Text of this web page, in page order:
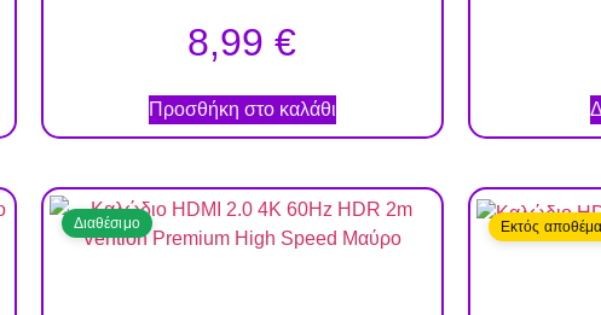
8,99€
Προσθήκη στο καλάθι
Διαθέσιμο Εκτός